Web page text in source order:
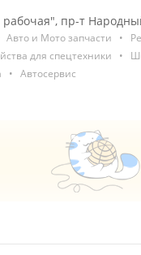
рабочая", пр-т
Авто и Мото запчасти •
для спецтехники
•
• Автосервис